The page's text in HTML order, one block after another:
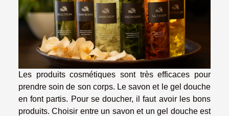
Les produits cosmétiques sont très efficaces pour
prendre soin de son corps. Le savon et le gel douche
en font partis. Pour se doucher, il faut avoir les bons
produits. Choisir entre un savon et un gel douche est